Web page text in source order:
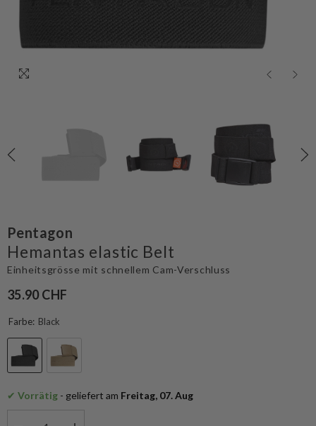
Pentagon
Hemantas elastic Belt
Einheitsgrösse mit schnellem Cam-Verschluss
35.90 CHF
Farbe: Black
✔ Vorrätig - geliefert am Freitag, 07. Aug